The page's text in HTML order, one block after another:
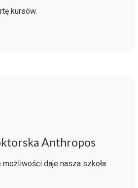
kursów.
Anthropos
możliwości daje nasza szkoła